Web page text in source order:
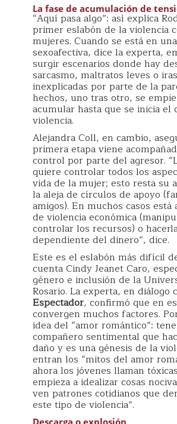
La fase de acumulación de
“Aquí pasa algo”: así explica
primer eslabón de la violencia
mujeres. Cuando se está en
sexoafectiva, dice la experta,
surgir escenarios donde hay
sarcasmo, maltratos leves o iras
inexplicadas por parte de la
hechos, uno tras otro, se
acumular hasta que se inicia el
violencia.
Alejandra Coll, en cambio,
primera etapa viene
control por parte del agresor.
quiere controlar todos los
vida de la mujer; esto resta su
la aleja de círculos de apoyo
amigos). En muchos casos está
de violencia económica
controlar los recursos) o
dependiente del dinero”, dice.
Este es el eslabón más difícil
cuenta Cindy Jeanet Caro,
género e inclusión de la
Rosario. La experta, en diálogo
Espectador, confirmó que en
convergen muchos factores.
idea del “amor romántico”:
compañero sentimental que
daño y es una génesis de la
entran los “mitos del amor
ahora los jóvenes llaman
empieza a idealizar cosas
ven patrones cotidianos que
este tipo de violencia”.
Descarga o explosión